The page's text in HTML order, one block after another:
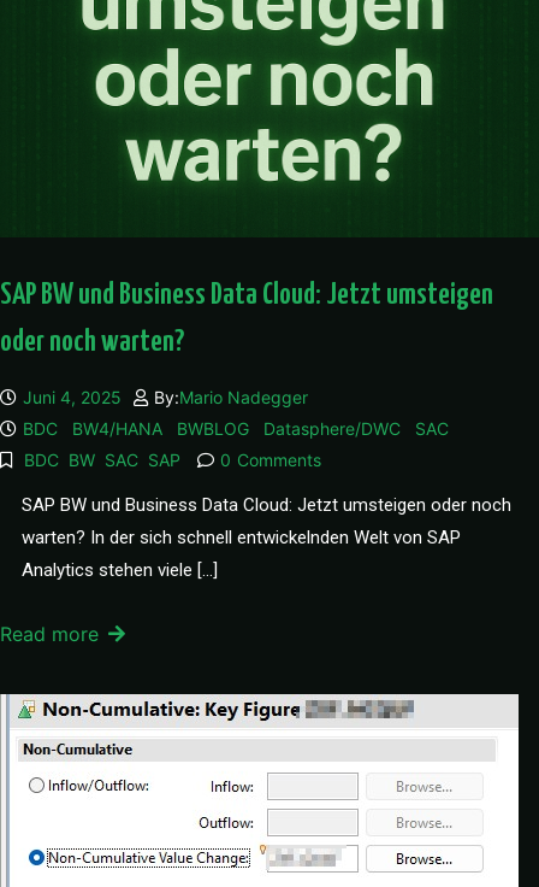
SAP BW und Business Data Cloud: Jetzt umsteigen
oder noch warten?
Juni 4, 2025 By:Mario Nadegger
BDC
BW4/HANA BWBLOG Datasphere/DWC
SAC
BDC BW SAC SAP 0 Comments
SAP BW und Business Data Cloud: Jetzt umsteigen oder noch
warten? In der sich schnell entwickelnden Welt von SAP
Analytics stehen viele […]
Read more